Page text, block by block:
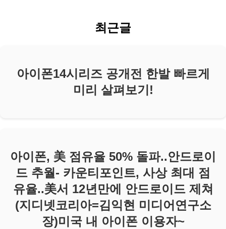
최근글
아이폰14시리즈 공개전 한발 빠르게
미리 살펴보기!
아이폰, 美 점유율 50% 돌파..안드로이
드 추월- 카운티포인트, 사상 최대 점
유율..美서 12년만에 안드로이드 제쳐
(지디넷코리아=김익현 미디어연구소
장)미국 내 아이폰 이용자~